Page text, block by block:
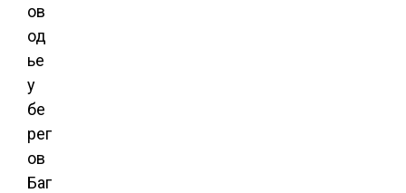
ов
од
ье
у
бе
рег
ов
Баг